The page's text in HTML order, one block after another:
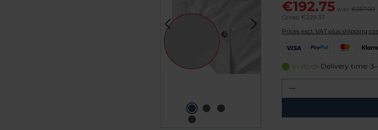
€192.75 was: €257.00
Gross: €229.37
Prices excl. VAT plus shipping
s
P
y
l
s
r
a
K
a
a
In stock Delivery time:
Product